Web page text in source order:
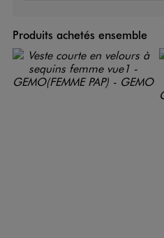
Produits achetés ensemble